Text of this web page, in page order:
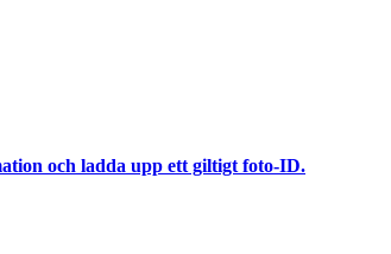
och ladda upp ett giltigt foto-ID.